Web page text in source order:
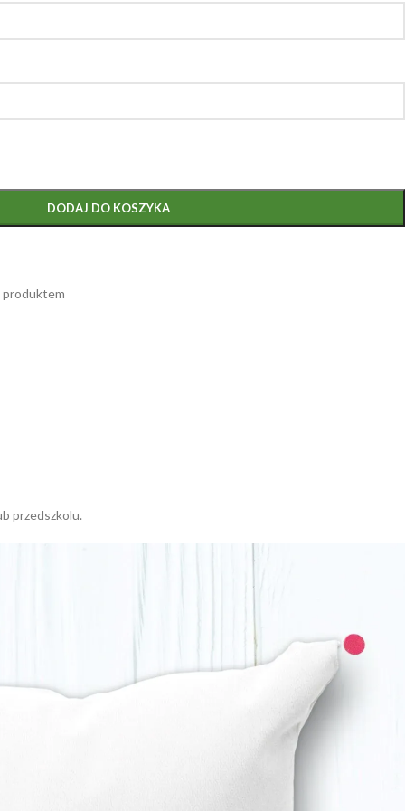
DODAJ DO KOSZYKA
przedszkolu.